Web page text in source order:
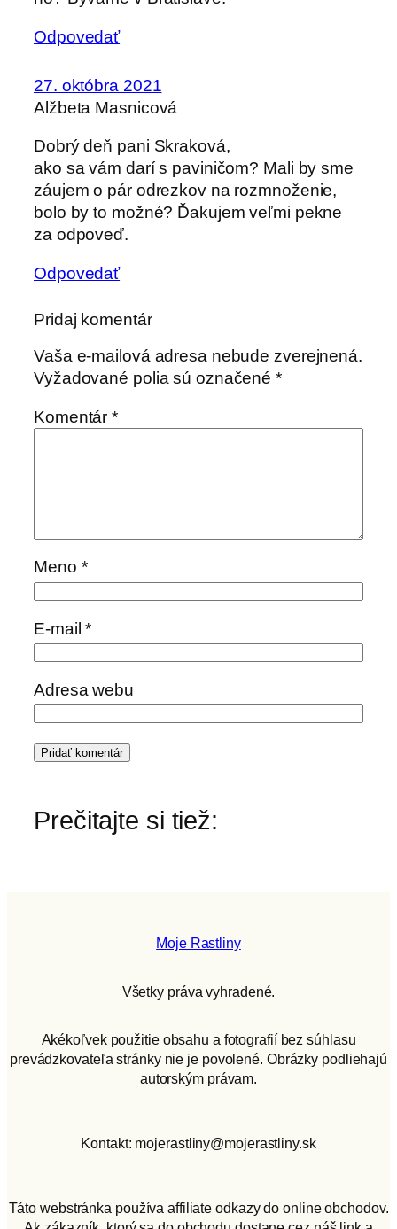
Odpovedať
27. októbra 2021
Alžbeta Masnicová
Dobrý deň pani Skraková,
ako sa vám darí s paviničom? Mali by sme
záujem o pár odrezkov na rozmnoženie,
bolo by to možné? Ďakujem veľmi pekne
za odpoveď.
Odpovedať
Pridaj komentár
Vaša e-mailová adresa nebude zverejnená.
Vyžadované polia sú označené*
Komentár*
Meno *
E-mail*
Adresa webu
Prečitajte si tiež:
Moje Rastliny
Všetky práva vyhradené.
Akékoľvek použitie obsahu a fotografií bez súhlasu
prevádzkovateľa stránky nie je povolené. Obrázky podliehajú
autorským právam.
Kontakt: mojerastliny@mojerastliny.sk
Táto webstránka používa affiliate odkazy do online obchodov.